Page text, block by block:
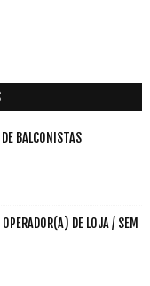
BALCONISTAS
DE LOJA / SEM